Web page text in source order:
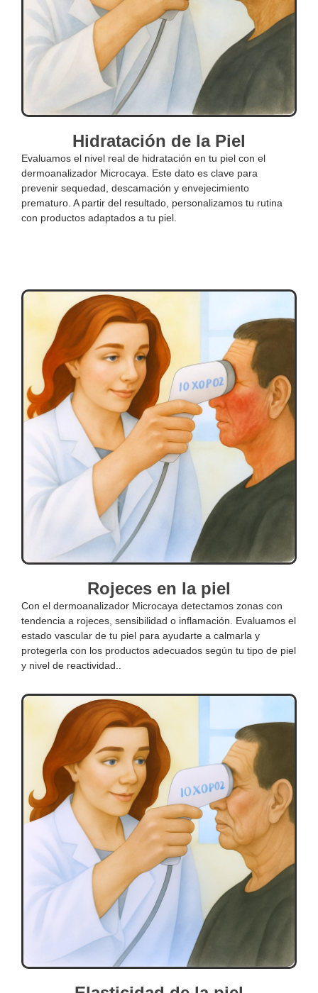
Hidratación de la Piel
Evaluamos el nivel real de hidratación en tu piel con el
dermoanalizador Microcaya. Este dato es clave para
prevenir sequedad, descamación y envejecimiento
prematuro. A partir del resultado, personalizamos tu rutina
con productos adaptados a tu piel.
Rojeces en la piel
Con el dermoanalizador Microcaya detectamos zonas con
tendencia a rojeces, sensibilidad o inflamación. Evaluamos el
estado vascular de tu piel para ayudarte a calmarla y
protegerla con los productos adecuados según tu tipo de piel
y nivel de reactividad..